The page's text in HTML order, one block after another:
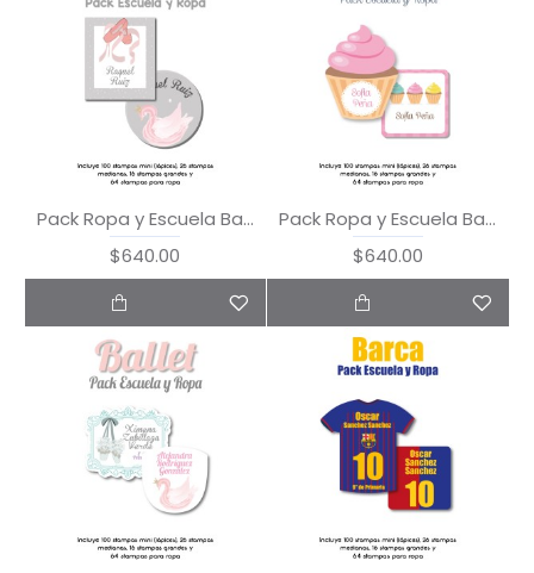
Pack Ropa y Escuela Bailarina
$640.00
Pack Ropa y Escuela Bakery
$640.00